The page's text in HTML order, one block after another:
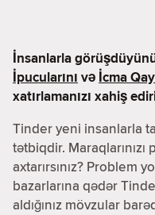
İnsanlarla
İpucularını və İcma
xatırlamanızı xahiş
Tinder yeni insanlarla
tətbiqdir.
axtarırsınız? Problem
bazarlarına qədər
aldığınız mövzular